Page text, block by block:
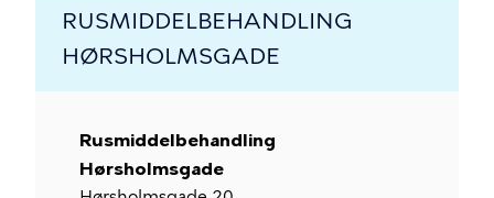
RUSMIDDELBEHANDLING
HØRSHOLMSGADE
Rusmiddelbehandling
Hørsholmsgade